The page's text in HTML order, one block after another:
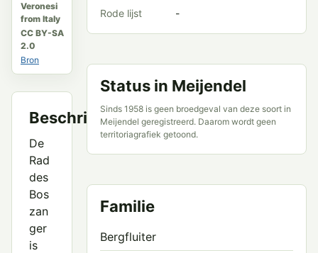
Veronesi
from Italy
CC BY-SA
2.0
Bron
Beschrijving
De
Rad
des
Bos
zan
ger
is
Rode lijst
-
Status in Meijendel
Sinds 1958 is geen broedgeval van deze soort in
Meijendel geregistreerd. Daarom wordt geen
territoriagrafiek getoond.
Familie
Bergfluiter